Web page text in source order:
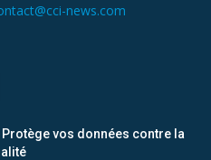
news.com
vos données contre la